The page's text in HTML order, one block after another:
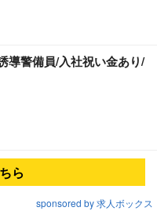
導警備員/入社祝い金あり/
ら
sponsored by 求人ボックス